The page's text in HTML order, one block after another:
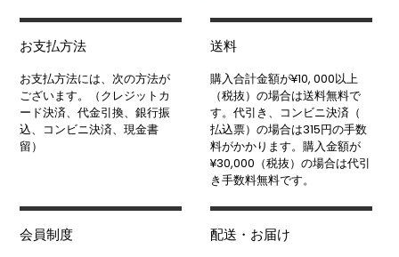
お支払方法
お支払方法には、次の方法が
ございます。（クレジットカ
ード決済、代金引換、銀行振
込、コンビニ決済、現金書
留）
送料
購入合計金額が¥10, 000以上
（税抜）の場合は送料無料で
す。代引き、コンビニ決済（
払込票）の場合は315円の手数
料がかかります。購入金額が
¥30,000（税抜）の場合は代引
き手数料無料です。
会員制度 配送・お届け